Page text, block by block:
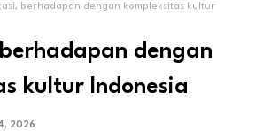
berhadapan dengan kompleksitas kultur
dengan
kultur Indonesia
2026